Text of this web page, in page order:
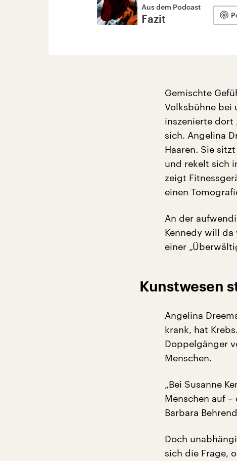
Aus dem Podcast
Fazit
Gemischte
Volksbühne bei
inszenierte dort
sich. Angelina
Haaren. Sie
und rekelt sich
zeigt
einen
An der
Kennedy will
einer
Kunstwesen
Angelina
krank, hat
Doppelgänger
Menschen.
„Bei Susanne
Menschen auf
Barbara
Doch
sich die Frage,